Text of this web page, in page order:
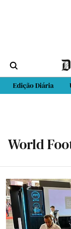
Edição Diária
World